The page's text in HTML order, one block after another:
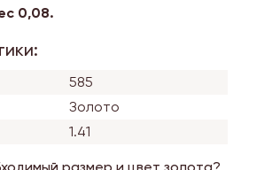
0,08.
585
Золото
1.41